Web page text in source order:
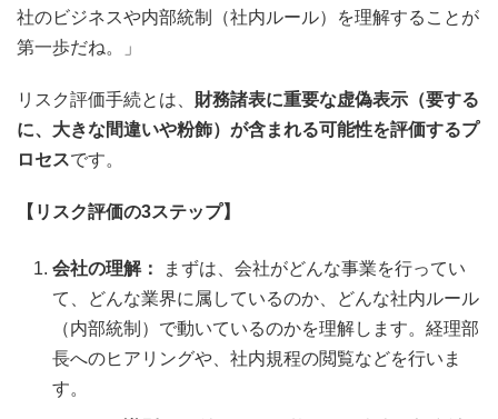
社のビジネスや内部統制（社内ルール）を理解することが
第一歩だね。」
リスク評価手続とは、 財務諸表に重要な虚偽表示（要する
に、大きな間違いや粉飾）が含まれる可能性を評価するプ
ロセスです。
【リスク評価の3ステップ】
会社の理解：
まずは、会社がどんな事業を行ってい
て、どんな業界に属しているのか、どんな社内ルール
（内部統制）で動いているのかを理解します。経理部
長へのヒアリングや、社内規程の閲覧などを行いま
す。